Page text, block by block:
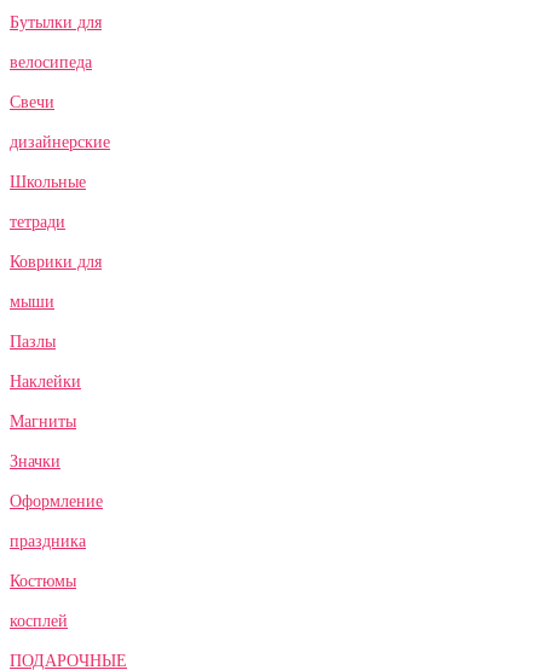
Бутылки для
велосипеда
Свечи
дизайнерские
Школьные
тетради
Коврики для
мыши
Пазлы
Наклейки
Магниты
Значки
Оформление
праздника
Костюмы
косплей
ПОДАРОЧНЫЕ